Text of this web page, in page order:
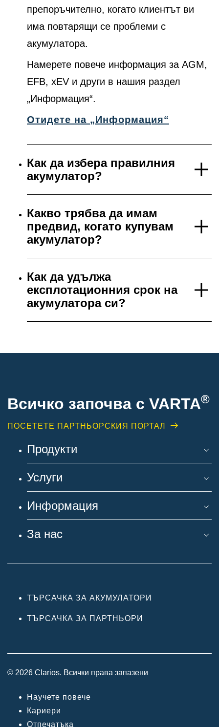
препоръчително, когато клиентът ви
има повтарящи се проблеми с
акумулатора.
Намерете повече информация за AGM,
EFB, xEV и други в нашия раздел
„Информация“.
Отидете на „Информация“
Как да избера правилния
акумулатор?
Какво трябва да имам
предвид, когато купувам
акумулатор?
Как да удължа
експлотационния срок на
акумулатора си?
Всичко започва с VARTA®
ПОСЕТЕТЕ ПАРТНЬОРСКИЯ ПОРТАЛ
Продукти
Услуги
Информация
За нас
ТЪРСАЧКА ЗА АКУМУЛАТОРИ
ТЪРСАЧКА ЗА ПАРТНЬОРИ
© 2026 Clarios. Всички права запазени
Научете повече
Кариери
Отпечатъка